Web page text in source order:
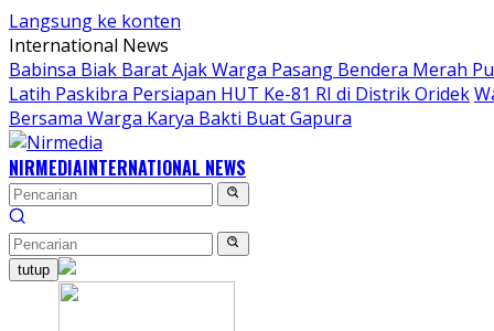
Langsung ke konten
International News
Babinsa Biak Barat Ajak Warga Pasang Bendera Merah
Latih Paskibra Persiapan HUT Ke-81 RI di Distrik Oridek
Bersama Warga Karya Bakti Buat Gapura
NIRMEDIAINTERNATIONAL NEWS
tutup